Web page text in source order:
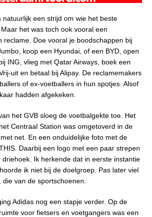
natuurlijk een strijd om wie het beste
het was toch ook vooral een
reclame. Doe vooral je boodschappen bij
koop een Hyundai, of een BYD, open
ING, vlieg met Qatar Airways, boek een
uit en betaal bij Alipay. De reclamemakers
of ex-voetballers in hun spotjes. Alsof
hadden afgekeken.
het GVB sloeg de voetbalgekte toe. Het
Centraal Station was omgetoverd in de
net. En een onduidelijke foto met de
Daarbij een logo met een paar strepen
driehoek. Ik herkende dat in eerste instantie
ik niet bij de doelgroep. Pas later viel
die van de sportschoenen.
Adidas nog een stapje verder. Op de
voor fietsers en voetgangers was een